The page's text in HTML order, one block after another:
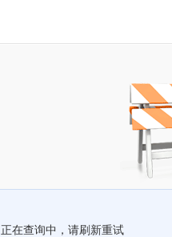
正在查询中，请刷新重试